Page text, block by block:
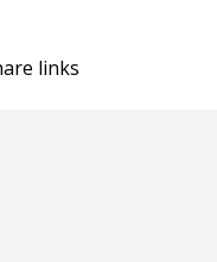
links